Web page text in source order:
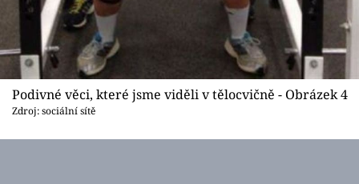
Podivné věci, které jsme viděli v tělocvičně - Obrázek 4
Zdroj: sociální sítě